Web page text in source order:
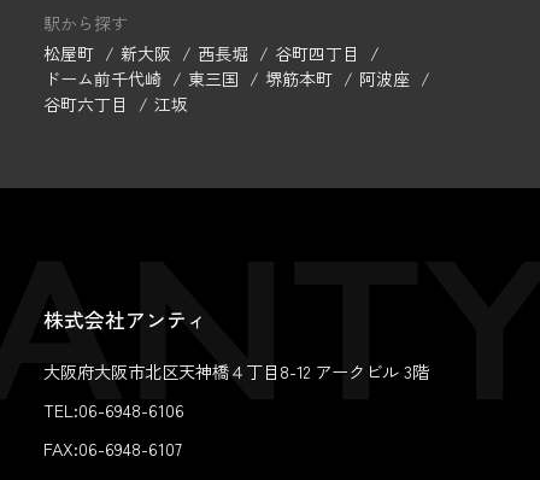
駅から探す
松屋町
新大阪 西長堀
谷町四丁目
ドーム前千代崎
東三国 堺筋本町
阿波座
谷町六丁目
江坂
株式会社アンティ
大阪府大阪市北区天神橋４丁目8-12 アークビル 3階
TEL:06-6948-6106
FAX:06-6948-6107